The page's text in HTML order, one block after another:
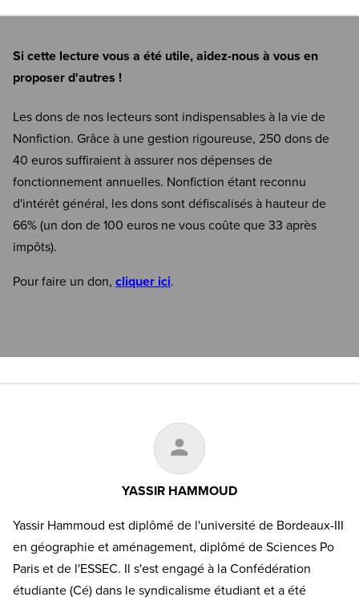
Si cette lecture vous a été utile, aidez-nous à vous en
proposer d'autres !
Les dons de nos lecteurs sont indispensables à la vie de
Nonfiction. Grâce à une gestion rigoureuse, 250 dons de
40 euros suffiraient à assurer nos dépenses de
fonctionnement annuelles. Nonfiction étant reconnu
d'intérêt général, les dons sont défiscalisés à hauteur de
66% (un don de 100 euros ne vous coûte que 33 après
impôts).
Pour faire un don, cliquer ici.
YASSIR HAMMOUD
Yassir Hammoud est diplômé de l'université de Bordeaux-III
en géographie et aménagement, diplômé de Sciences Po
Paris et de l'ESSEC. Il s'est engagé à la Confédération
étudiante (Cé) dans le syndicalisme étudiant et a été